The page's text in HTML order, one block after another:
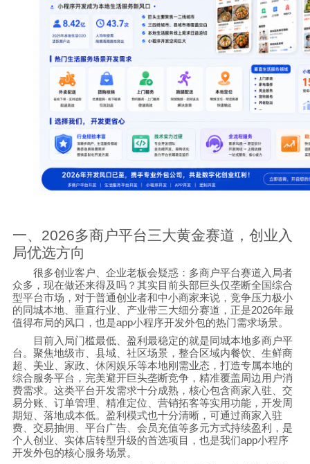
一、 2026多商户平台三大黄金赛道，创业入
局优选方向
很多创业客户、企业老板会疑惑：多商户平台赛道入局者
众多，现在做还来得及吗？其实目前头部巨头仅垄断全国综合
型平台市场，对于普通创业者和中小商家来说，竞争压力极小
的同城本地、垂直行业、产业带三大细分赛道，正是2026年最
值得布局的风口，也是app小程序开发外包的热门需求场景。
目前入局门槛最低、盈利最稳定的就是同城本地多商户平
台。聚焦地级市、县域、社区场景，整合区域内餐饮、生鲜商
超、美业、家政、休闲娱乐等本地刚需业态，打造专属本地的
综合服务平台，完美避开巨头垄断竞争，精准覆盖周边用户消
费需求。这类平台开发需求十分成熟，核心包含商家入驻、交
易分账、订单管理、精准定位、营销拓客等实用功能，开发周
期短、落地成本低。盈利模式也十分清晰，可通过商家入驻
费、交易抽佣、平台广告、会员充值等多元方式持续盈利，是
个人创业、实体店转型升级的首选项目，也是我们app小程序
开发外包的核心服务场景。